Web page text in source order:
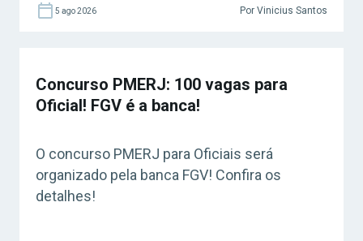
5 ago 2026 Por Vinicius Santos
Concurso PMERJ: 100 vagas para
Oficial! FGV é a banca!
O concurso PMERJ para Oficiais será
organizado pela banca FGV! Confira os
detalhes!